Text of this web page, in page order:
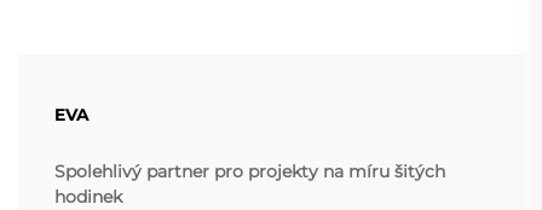
EVA
Spolehlivý partner pro projekty na míru šitých
hodinek